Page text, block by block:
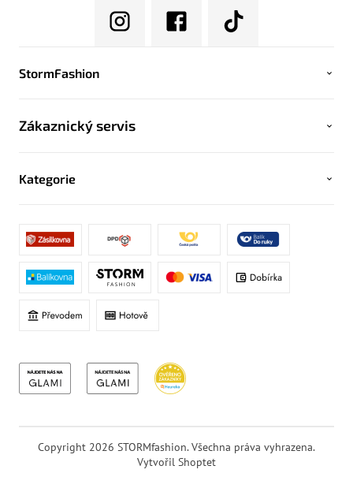
StormFashion
Zákaznický servis
Kategorie
Vytvořil Shoptet
Copyright 2026 STORMfashion. Všechna práva vyhrazena.